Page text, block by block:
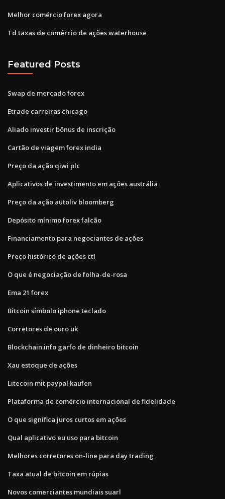
Melhor comércio forex agora
Td taxas de comércio de ações waterhouse
Featured Posts
Swap de mercado forex
Etrade carreiras chicago
Aliado investir bônus de inscrição
Cartão de viagem forex india
Preço da ação qiwi plc
Aplicativos de investimento em ações austrália
Preço da ação autoliv bloomberg
Depósito mínimo forex falcão
Financiamento para negociantes de ações
Preço histórico de ações ctl
O que é negociação de folha-de-rosa
Ema 21 forex
Bitcoin símbolo iphone teclado
Corretores de ouro uk
Blockchain.info garfo de dinheiro bitcoin
Xau estoque de ações
Litecoin mit paypal kaufen
Plataforma de comércio internacional de fidelidade
O que significa juros curtos em ações
Qual aplicativo eu uso para bitcoin
Melhores corretores on-line para day trading
Taxa atual de bitcoin em rúpias
Novos comerciantes mundiais suarl